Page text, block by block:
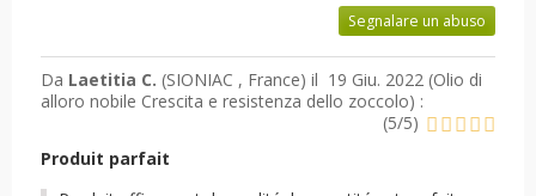
Segnalare un abuso
Da Laetitia C. (SIONIAC , France) il 19 Giu. 2022 (Olio di
alloro nobile Crescita e resistenza dello zoccolo) :
(5/5)
Produit parfait